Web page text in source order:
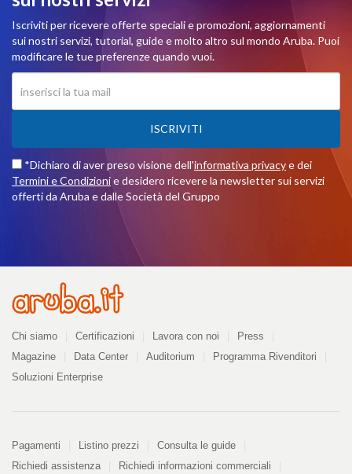
Iscriviti per ricevere offerte speciali e promozioni, aggiornamenti
sui nostri servizi, tutorial, guide e molto altro sul mondo Aruba. Puoi
modificare le tue preferenze quando vuoi.
ISCRIVITI
*Dichiaro di aver preso visione dell'informativa privacye dei
Termini e Condizionie desidero ricevere la newsletter sui servizi
offerti da Aruba e dalle Società del Gruppo
Azienda
Chi siamo Certificazioni Lavora con noi
Press
Magazine
Data Center Auditorium
Programma Rivenditori
Soluzioni Enterprise
Pagamenti
Pagamenti Listino prezzi
Consulta le guide
Richiedi assistenza
Richiedi informazioni commerciali